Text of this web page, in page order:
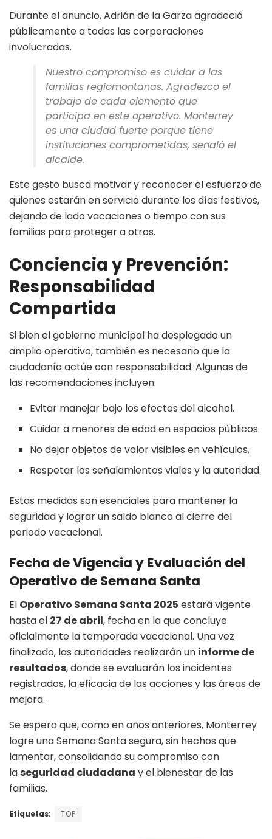
Durante el anuncio, Adrián de la Garza agradeció
públicamente a todas las corporaciones
involucradas.
Nuestro compromiso es cuidar a las
familias regiomontanas. Agradezco el
trabajo de cada elemento que
participa en este operativo. Monterrey
es una ciudad fuerte porque tiene
instituciones comprometidas, señaló el
alcalde.
Este gesto busca motivar y reconocer el esfuerzo de
quienes estarán en servicio durante los días festivos,
dejando de lado vacaciones o tiempo con sus
familias para proteger a otros.
Conciencia y Prevención:
Responsabilidad
Compartida
Si bien el gobierno municipal ha desplegado un
amplio operativo, también es necesario que la
ciudadanía actúe con responsabilidad. Algunas de
las recomendaciones incluyen:
Evitar manejar bajo los efectos del alcohol.
Cuidar a menores de edad en espacios públicos.
No dejar objetos de valor visibles en vehículos.
Respetar los señalamientos viales y la autoridad.
Estas medidas son esenciales para mantener la
seguridad y lograr un saldo blanco al cierre del
periodo vacacional.
Fecha de Vigencia y Evaluación del
Operativo de Semana Santa
El Operativo Semana Santa 2025 estará vigente
hasta el 27 de abril, fecha en la que concluye
oficialmente la temporada vacacional. Una vez
finalizado, las autoridades realizarán un informe de
resultados, donde se evaluarán los incidentes
registrados, la eficacia de las acciones y las áreas de
mejora.
Se espera que, como en años anteriores, Monterrey
logre una Semana Santa segura, sin hechos que
lamentar, consolidando su compromiso con
laseguridad ciudadana y el bienestar de las
familias.
Etiquetas: TOP